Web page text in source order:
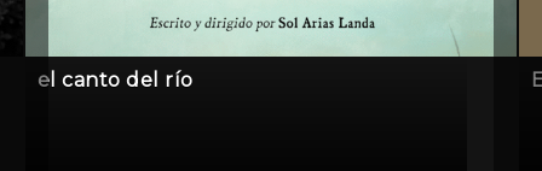
el canto del río